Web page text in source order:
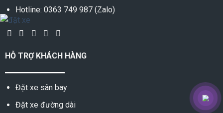
Hotline: 0363 749 987 (Zalo)
HỖ TRỢ KHÁCH HÀNG
Đặt xe sân bay
Đặt xe đường dài